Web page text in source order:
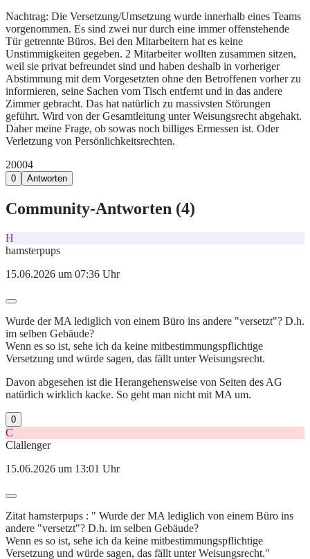
Nachtrag: Die Versetzung/Umsetzung wurde innerhalb eines Teams
vorgenommen. Es sind zwei nur durch eine immer offenstehende
Tür getrennte Büros. Bei den Mitarbeitern hat es keine
Unstimmigkeiten gegeben. 2 Mitarbeiter wollten zusammen sitzen,
weil sie privat befreundet sind und haben deshalb in vorheriger
Abstimmung mit dem Vorgesetzten ohne den Betroffenen vorher zu
informieren, seine Sachen vom Tisch entfernt und in das andere
Zimmer gebracht. Das hat natürlich zu massivsten Störungen
geführt. Wird von der Gesamtleitung unter Weisungsrecht abgehakt.
Daher meine Frage, ob sowas noch billiges Ermessen ist. Oder
Verletzung von Persönlichkeitsrechten.
20004
0 Antworten
Community-Antworten (4)
H
hamsterpups
15.06.2026 um 07:36 Uhr
Wurde der MA lediglich von einem Büro ins andere "versetzt"? D.h.
im selben Gebäude?
Wenn es so ist, sehe ich da keine mitbestimmungspflichtige
Versetzung und würde sagen, das fällt unter Weisungsrecht.
Davon abgesehen ist die Herangehensweise von Seiten des AG
natürlich wirklich kacke. So geht man nicht mit MA um.
0
C
Clallenger
15.06.2026 um 13:01 Uhr
Zitat hamsterpups : " Wurde der MA lediglich von einem Büro ins
andere "versetzt"? D.h. im selben Gebäude?
Wenn es so ist, sehe ich da keine mitbestimmungspflichtige
Versetzung und würde sagen, das fällt unter Weisungsrecht."